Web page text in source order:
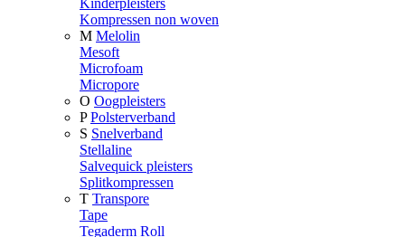
Kinderpleisters
Kompressen non woven
M Melolin
Mesoft
Microfoam
Micropore
O Oogpleisters
P Polsterverband
S Snelverband
Stellaline
Salvequick pleisters
Splitkompressen
T Transpore
Tape
Tegaderm Roll